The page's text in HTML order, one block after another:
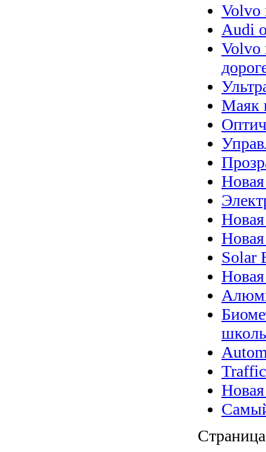
Volvo
Audi
Volvo
Маяк
Новая
Solar